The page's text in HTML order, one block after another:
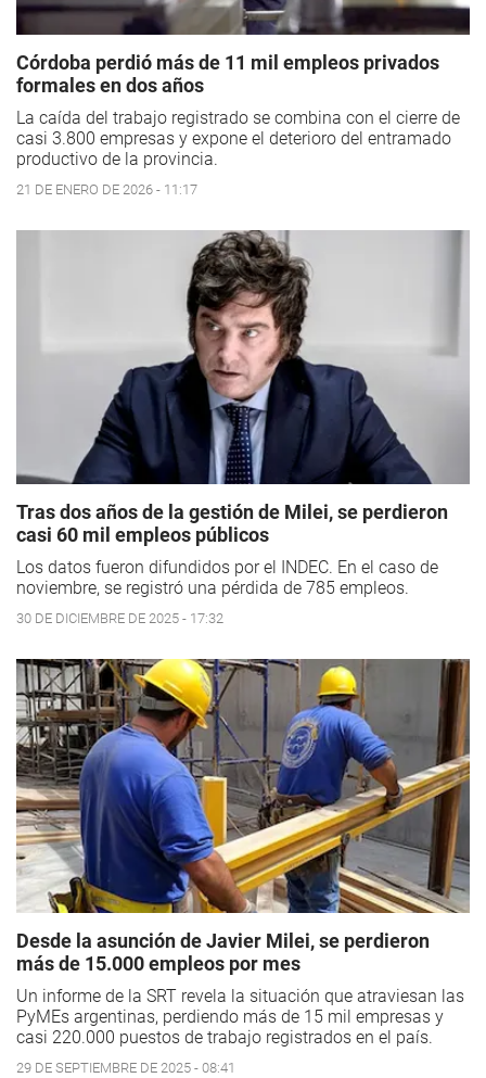
Córdoba perdió más de 11 mil empleos privados
formales en dos años
La caída del trabajo registrado se combina con el cierre de
casi 3.800 empresas y expone el deterioro del entramado
productivo de la provincia.
21 DE ENERO DE 2026 - 11:17
Tras dos años de la gestión de Milei, se perdieron
casi 60 mil empleos públicos
Los datos fueron difundidos por el INDEC. En el caso de
noviembre, se registró una pérdida de 785 empleos.
30 DE DICIEMBRE DE 2025 - 17:32
Desde la asunción de Javier Milei, se perdieron
más de 15.000 empleos por mes
Un informe de la SRT revela la situación que atraviesan las
PyMEs argentinas, perdiendo más de 15 mil empresas y
casi 220.000 puestos de trabajo registrados en el país.
29 DE SEPTIEMBRE DE 2025 - 08:41